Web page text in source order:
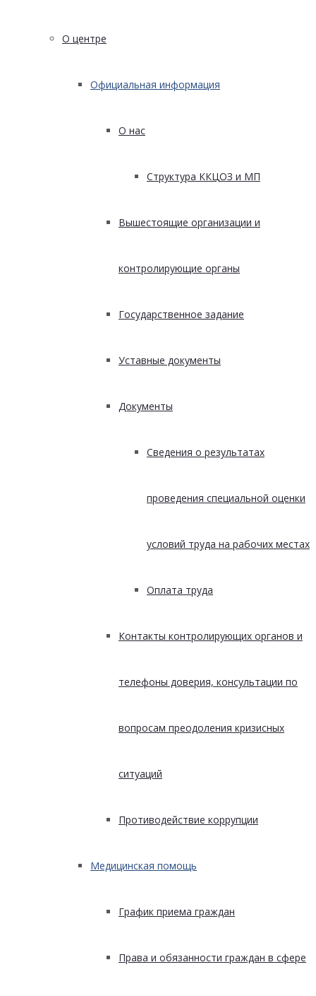
О центре
Официальная информация
О нас
Структура ККЦОЗ и МП
Вышестоящие организации и
контролирующие органы
Государственное задание
Уставные документы
Документы
Сведения о результатах
проведения специальной оценки
условий труда на рабочих местах
Оплата труда
Контакты контролирующих органов и
телефоны доверия, консультации по
вопросам преодоления кризисных
ситуаций
Противодействие коррупции
Медицинская помощь
График приема граждан
Права и обязанности граждан в сфере